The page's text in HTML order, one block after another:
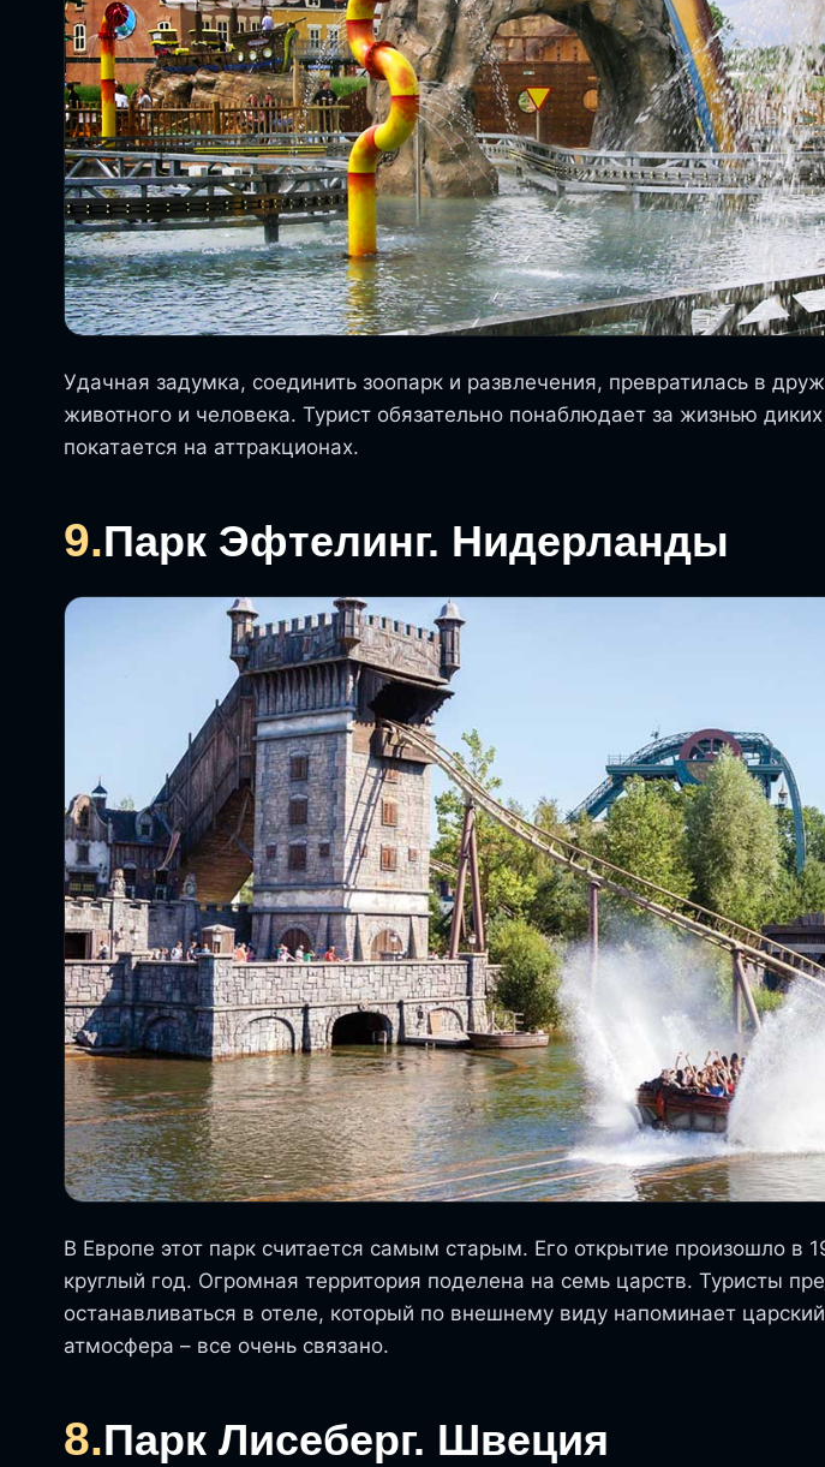
Удачная задумка, соединить зоопарк и развлечения, превратилась в
животного и человека. Турист обязательно понаблюдает за жизнью
покатается на аттракционах.
9.Парк Эфтелинг. Нидерланды
В Европе этот парк считается самым старым. Его открытие произошло в
круглый год. Огромная территория поделена на семь царств. Туристы
останавливаться в отеле, который по внешнему виду напоминает
атмосфера – все очень связано.
8.Парк Лисеберг. Швеция